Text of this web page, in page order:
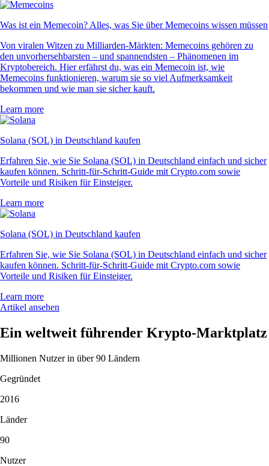
Was ist ein Memecoin? Alles, was Sie über Memecoins wissen müssen
Von viralen Witzen zu Milliarden-Märkten: Memecoins gehören zu
den unvorhersehbarsten – und spannendsten – Phänomenen im
Kryptobereich. Hier erfährst du, was ein Memecoin ist, wie
Memecoins funktionieren, warum sie so viel Aufmerksamkeit
bekommen und wie man sie sicher kauft.
Learn more
Solana (SOL) in Deutschland kaufen
Erfahren Sie, wie Sie Solana (SOL) in Deutschland einfach und sicher
kaufen können. Schritt-für-Schritt-Guide mit Crypto.com sowie
Vorteile und Risiken für Einsteiger.
Learn more
Solana (SOL) in Deutschland kaufen
Erfahren Sie, wie Sie Solana (SOL) in Deutschland einfach und sicher
kaufen können. Schritt-für-Schritt-Guide mit Crypto.com sowie
Vorteile und Risiken für Einsteiger.
Learn more
Artikel ansehen
Ein weltweit führender Krypto-Marktplatz
Millionen Nutzer in über 90 Ländern
Gegründet
2016
Länder
90
Nutzer